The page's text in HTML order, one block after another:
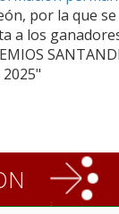
por la que
a los